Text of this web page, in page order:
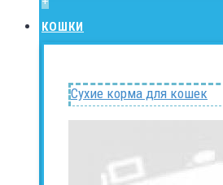
КОШКИ
Сухие корма для кошек